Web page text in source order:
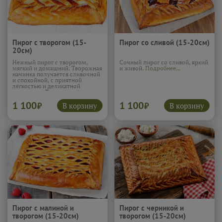
Пирог с творогом (15-
20см)
Нежный пирог с творогом,
мягкий и домашний. Творожная
начинка получается сливочной
и спокойной, с приятной
лёгкостью и деликатной
сладостью. Тесто подчёркивает
вкус и делает текстуру
особенно мягкой и уютной.
Такой пирог напоминает о
неспешного чаепития.
Подробнее...
1 100₽ В корзину
Пирог со сливой (15-20см)
Сочный пирог со сливой, яркий
и живой. Подробнее...
1 100₽ В корзину
Пирог с малиной и
творогом (15-20см)
Пирог с черникой и
творогом (15-20см)